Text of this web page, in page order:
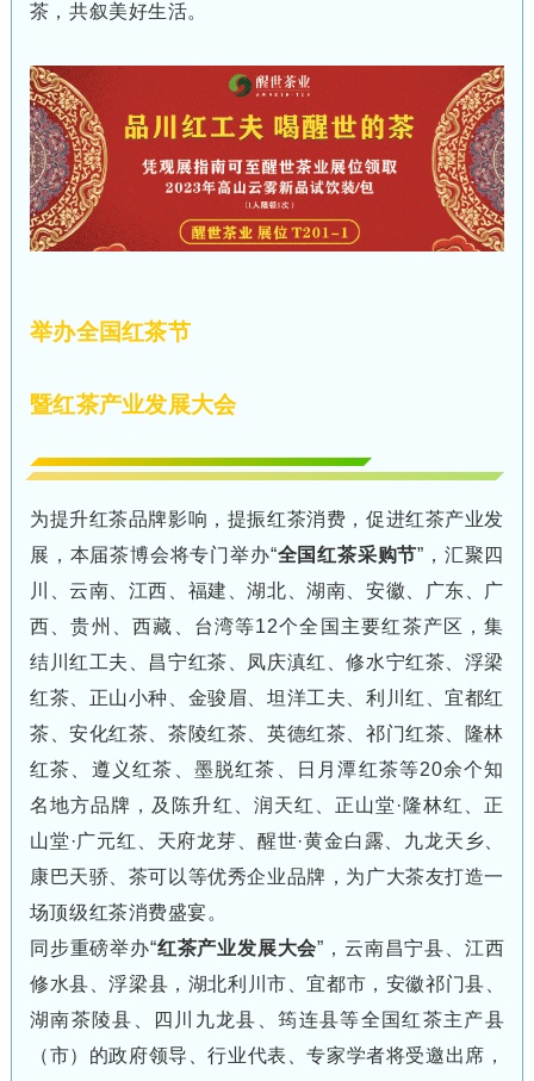
茶，共叙美好生活。
举办全国红茶节
暨红茶产业发展大会
为提升红茶品牌影响，提振红茶消费，促进红茶产业发
展，本届茶博会将专门举办“全国红茶采购节”，汇聚四
川、云南、江西、福建、湖北、湖南、安徽、广东、广
西、贵州、西藏、台湾等12个全国主要红茶产区，集
结川红工夫、昌宁红茶、凤庆滇红、修水宁红茶、浮梁
红茶、正山小种、金骏眉、坦洋工夫、利川红、宜都红
茶、安化红茶、茶陵红茶、英德红茶、祁门红茶、隆林
红茶、遵义红茶、墨脱红茶、日月潭红茶等20余个知
名地方品牌，及陈升红、润天红、正山堂·隆林红、正
山堂·广元红、天府龙芽、醒世·黄金白露、九龙天乡、
康巴天骄、茶可以等优秀企业品牌，为广大茶友打造一
场顶级红茶消费盛宴。
同步重磅举办“红茶产业发展大会”，云南昌宁县、江西
修水县、浮梁县，湖北利川市、宜都市，安徽祁门县、
湖南茶陵县、四川九龙县、筠连县等全国红茶主产县
（市）的政府领导、行业代表、专家学者将受邀出席，